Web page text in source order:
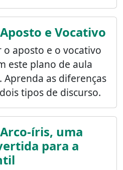
e Vocativo
aposto e o vocativo
este plano de aula
as diferenças
tipos de discurso.
íris, uma
para a